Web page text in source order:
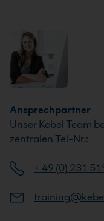
Ansprechpartner
Unser Kebel Team
zentralen Tel-Nr.:
+ 49 (0) 231